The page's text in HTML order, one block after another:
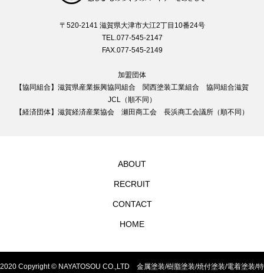
〒520-2141 滋賀県大津市大江2丁目10番24号
TEL.077-545-2147
FAX.077-545-2149
加盟団体
【協同組合】滋賀県産業振興協同組合 関西塗装工業組合 協同組合滋賀
JCL（順不同）
【経済団体】滋賀経済産業協会 瀬田商工会 長浜商工会議所（順不同）
ABOUT
RECRUIT
CONTACT
HOME
2020 Copyright © NAYATOSOU CO.,LTD 金属塗装/樹脂塗装/焼付塗装/電着塗装/特